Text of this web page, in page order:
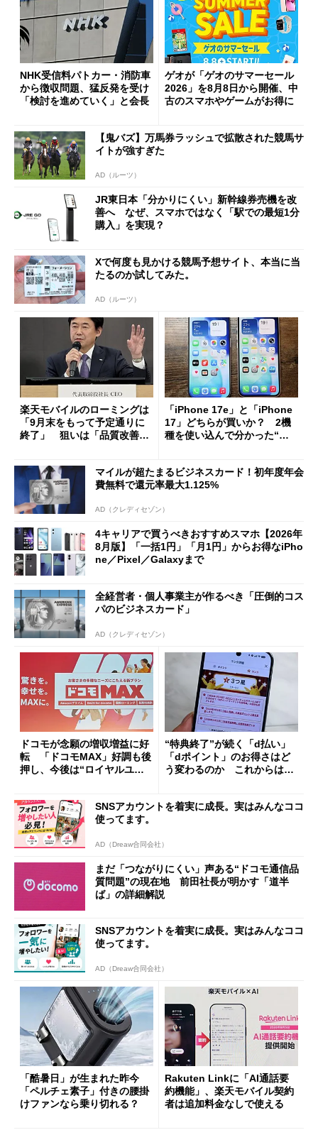
NHK受信料パトカー・消防車
から徴収問題、猛反発を受け
「検討を進めていく」と会長
ゲオが「ゲオのサマーセール
2026」を8月8日から開催、中
古のスマホやゲームがお得に
【鬼バズ】万馬券ラッシュで拡散された競馬サ
イトが強すぎた
AD（ルーツ）
JR東日本「分かりにくい」新幹線券売機を改
善へ なぜ、スマホではなく「駅での最短1分
購入」を実現？
Xで何度も見かける競馬予想サイト、本当に当
たるのか試してみた。
AD（ルーツ）
楽天モバイルのローミングは
「9月末をもって予定通りに
終了」 狙いは「品質改善」
も
「iPhone 17e」と「iPhone
17」どちらが買いか？ 2機
種を使い込んで分かった“ス
マイルが超たまるビジネスカード！初年度年会
費無料で還元率最大1.125%
AD（クレディセゾン）
4キャリアで買うべきおすすめスマホ【2026年
8月版】「一括1円」「月1円」からお得なiPho
ne／Pixel／Galaxyまで
全経営者・個人事業主が作るべき「圧倒的コス
パのビジネスカード」
AD（クレディセゾン）
ドコモが念願の増収増益に好
転 「ドコモMAX」好調も後
押し、今後は“ロイヤルユー
“特典終了”が続く「d払い」
「dポイント」のお得さはど
う変わるのか これからは
SNSアカウントを着実に成長。実はみんなココ
使ってます。
AD（Dreaw合同会社）
まだ「つながりにくい」声ある“ドコモ通信品
質問題”の現在地 前田社長が明かす「道半
ば」の詳細解説
SNSアカウントを着実に成長。実はみんなココ
使ってます。
AD（Dreaw合同会社）
「酷暑日」が生まれた昨今
「ペルチェ素子」付きの腰掛
けファンなら乗り切れる？
Rakuten Linkに「AI通話要
約機能」、楽天モバイル契約
者は追加料金なしで使える